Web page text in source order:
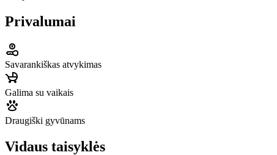
Privalumai
Savarankiškas atvykimas
Galima su vaikais
Draugiški gyvūnams
Vidaus taisyklės